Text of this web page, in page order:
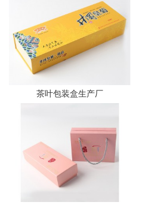
茶叶包装盒生产厂